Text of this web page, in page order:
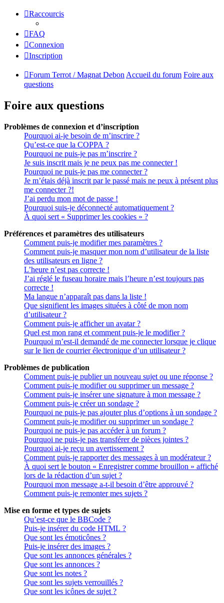
Raccourcis
FAQ
Connexion
Inscription
Forum Terrot / Magnat Debon Accueil du forum Foire aux
questions
Foire aux questions
Problèmes de connexion et d’inscription
Pourquoi ai-je besoin de m’inscrire ?
Qu’est-ce que la COPPA ?
Pourquoi ne puis-je pas m’inscrire ?
Je suis inscrit mais je ne peux pas me connecter !
Pourquoi ne puis-je pas me connecter ?
Je m’étais déjà inscrit par le passé mais ne peux à présent plus
me connecter ?!
J’ai perdu mon mot de passe !
Pourquoi suis-je déconnecté automatiquement ?
À quoi sert « Supprimer les cookies » ?
Préférences et paramètres des utilisateurs
Comment puis-je modifier mes paramètres ?
Comment puis-je masquer mon nom d’utilisateur de la liste
des utilisateurs en ligne ?
L’heure n’est pas correcte !
J’ai réglé le fuseau horaire mais l’heure n’est toujours pas
correcte !
Ma langue n’apparaît pas dans la liste !
Que signifient les images situées à côté de mon nom
d’utilisateur ?
Comment puis-je afficher un avatar ?
Quel est mon rang et comment puis-je le modifier ?
Pourquoi m’est-il demandé de me connecter lorsque je clique
sur le lien de courrier électronique d’un utilisateur ?
Problèmes de publication
Comment puis-je publier un nouveau sujet ou une réponse ?
Comment puis-je modifier ou supprimer un message ?
Comment puis-je insérer une signature à mon message ?
Comment puis-je créer un sondage ?
Pourquoi ne puis-je pas ajouter plus d’options à un sondage ?
Comment puis-je modifier ou supprimer un sondage ?
Pourquoi ne puis-je pas accéder à un forum ?
Pourquoi ne puis-je pas transférer de pièces jointes ?
Pourquoi ai-je reçu un avertissement ?
Comment puis-je rapporter des messages à un modérateur ?
À quoi sert le bouton « Enregistrer comme brouillon » affiché
lors de la rédaction d’un sujet ?
Pourquoi mon message a-t-il besoin d’être approuvé ?
Comment puis-je remonter mes sujets ?
Mise en forme et types de sujets
Qu’est-ce que le BBCode ?
Puis-je insérer du code HTML ?
Que sont les émoticônes ?
Puis-je insérer des images ?
Que sont les annonces générales ?
Que sont les annonces ?
Que sont les notes ?
Que sont les sujets verrouillés ?
Que sont les icônes de sujet ?